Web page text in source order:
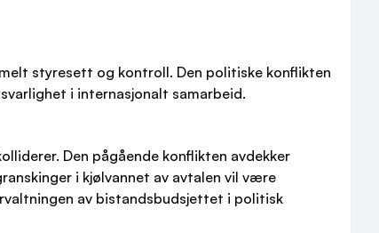
styresett og kontroll. Den politiske konflikten
i internasjonalt samarbeid.
Den pågående konflikten avdekker
i kjølvannet av avtalen vil være
av bistandsbudsjettet i politisk